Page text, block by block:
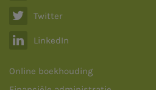
 Twitter
 LinkedIn
Online boekhouding